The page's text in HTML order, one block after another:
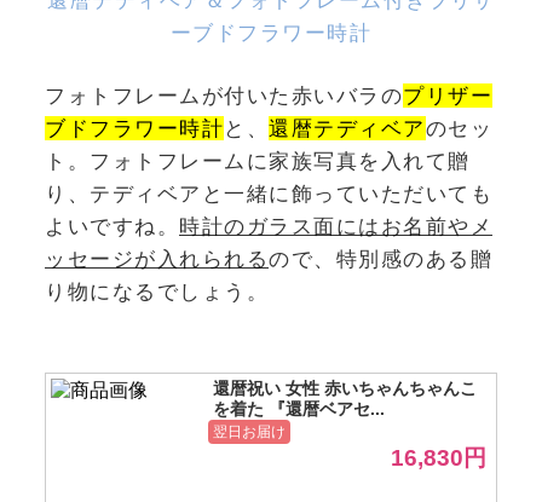
ーブドフラワー時計
フォトフレームが付いた赤いバラのプリザー
ブドフラワー時計 と、 還暦テディベアのセッ
ト。フォトフレームに家族写真を入れて贈
り、テディベアと一緒に飾っていただいても
よいですね。 時計のガラス面にはお名前やメ
ッセージが入れられるので、特別感のある贈
り物になるでしょう。